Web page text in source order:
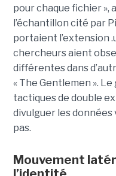
pour chaque fichier »,
l’échantillon cité par
portaient l’extension
chercheurs aient
différentes dans
« The Gentlemen ».
tactiques de double
divulguer les
pas.
Mouvement